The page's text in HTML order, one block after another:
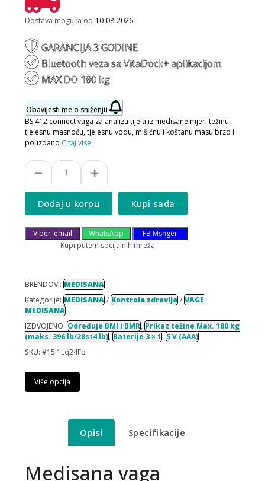
Dostava moguća od 10-08-2026
GARANCIJA 3 GODINE
Bluetooth veza sa VitaDock+ aplikacijom
MAX DO 180 kg
Obavijesti me o sniženju
BS 412 connect vaga za analizu tijela iz medisane mjeri težinu,
tjelesnu masnoću, tjelesnu vodu, mišićnu i koštanu masu brzo i
pouzdano Citaj vise
Dodaj u korpu Kupi sada
Viber_email WhatsApp
FB Msnger
____________Kupi putem socijalnih mreža__________
BRENDOVI: MEDISANA
Kategorije: MEDISANA / Kontrola zdravlja / VAGE
MEDISANA
IZDVOJENO: Određuje BMI i BMR, Prikaz težine Max. 180 kg
(maks. 396 lb/28st4 lb), Baterije 3 × 1, 5 V (AAA)
SKU: #15l1Lq24Fp
Više opcija
Opisi Specifikacije
Medisana vaga